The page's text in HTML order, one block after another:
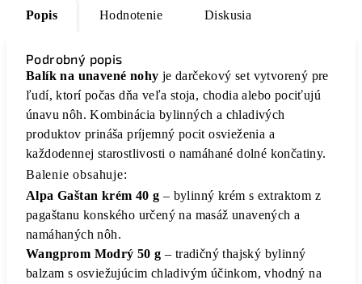
Popis Hodnotenie Diskusia
Podrobný popis
Balík na unavené nohy je darčekový set vytvorený pre
ľudí, ktorí počas dňa veľa stoja, chodia alebo pociťujú
únavu nôh. Kombinácia bylinných a chladivých
produktov prináša príjemný pocit osvieženia a
každodennej starostlivosti o namáhané dolné končatiny.
Balenie obsahuje:
Alpa Gaštan krém 40 g – bylinný krém s extraktom z
pagaštanu konského určený na masáž unavených a
namáhaných nôh.
Wangprom Modrý 50 g – tradičný thajský bylinný
balzam s osviežujúcim chladivým účinkom, vhodný na